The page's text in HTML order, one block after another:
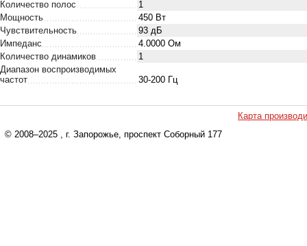
Количество полос
1
Мощность
450 Вт
Чувствительность
93 дБ
Импеданс
4.0000 Ом
Количество динамиков
1
Диапазон воспроизводимых
частот
30-200 Гц
Карта
© 2008–2025 , г. Запорожье, проспект Соборный 177